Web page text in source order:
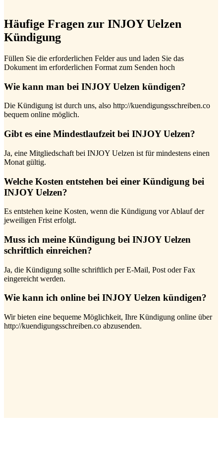
Häufige Fragen zur INJOY Uelzen
Kündigung
Füllen Sie die erforderlichen Felder aus und laden Sie das
Dokument im erforderlichen Format zum Senden hoch
Wie kann man bei INJOY Uelzen kündigen?
Die Kündigung ist durch uns, also http://kuendigungsschreiben.co
bequem online möglich.
Gibt es eine Mindestlaufzeit bei INJOY Uelzen?
Ja, eine Mitgliedschaft bei INJOY Uelzen ist für mindestens einen
Monat gültig.
Welche Kosten entstehen bei einer Kündigung bei
INJOY Uelzen?
Es entstehen keine Kosten, wenn die Kündigung vor Ablauf der
jeweiligen Frist erfolgt.
Muss ich meine Kündigung bei INJOY Uelzen
schriftlich einreichen?
Ja, die Kündigung sollte schriftlich per E-Mail, Post oder Fax
eingereicht werden.
Wie kann ich online bei INJOY Uelzen kündigen?
Wir bieten eine bequeme Möglichkeit, Ihre Kündigung online über
http://kuendigungsschreiben.co abzusenden.